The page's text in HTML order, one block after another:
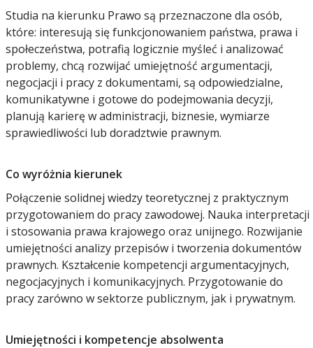
Studia na kierunku Prawo są przeznaczone dla osób,
które: interesują się funkcjonowaniem państwa, prawa i
społeczeństwa, potrafią logicznie myśleć i analizować
problemy, chcą rozwijać umiejętność argumentacji,
negocjacji i pracy z dokumentami, są odpowiedzialne,
komunikatywne i gotowe do podejmowania decyzji,
planują karierę w administracji, biznesie, wymiarze
sprawiedliwości lub doradztwie prawnym.
Co wyróżnia kierunek
Połączenie solidnej wiedzy teoretycznej z praktycznym
przygotowaniem do pracy zawodowej. Nauka interpretacji
i stosowania prawa krajowego oraz unijnego. Rozwijanie
umiejętności analizy przepisów i tworzenia dokumentów
prawnych. Kształcenie kompetencji argumentacyjnych,
negocjacyjnych i komunikacyjnych. Przygotowanie do
pracy zarówno w sektorze publicznym, jak i prywatnym.
Umiejętności i kompetencje absolwenta